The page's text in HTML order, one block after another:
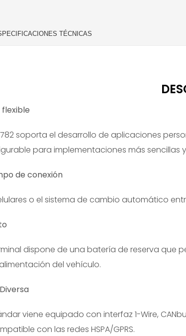
TÉCNICAS
782 soporta el desarrollo de aplicaciones
para implementaciones más sencillas
de conexión
o el sistema de cambio automático
dispone de una batería de reserva que
del vehículo.
viene equipado con interfaz 1-Wire,
con las redes HSPA/GPRS.